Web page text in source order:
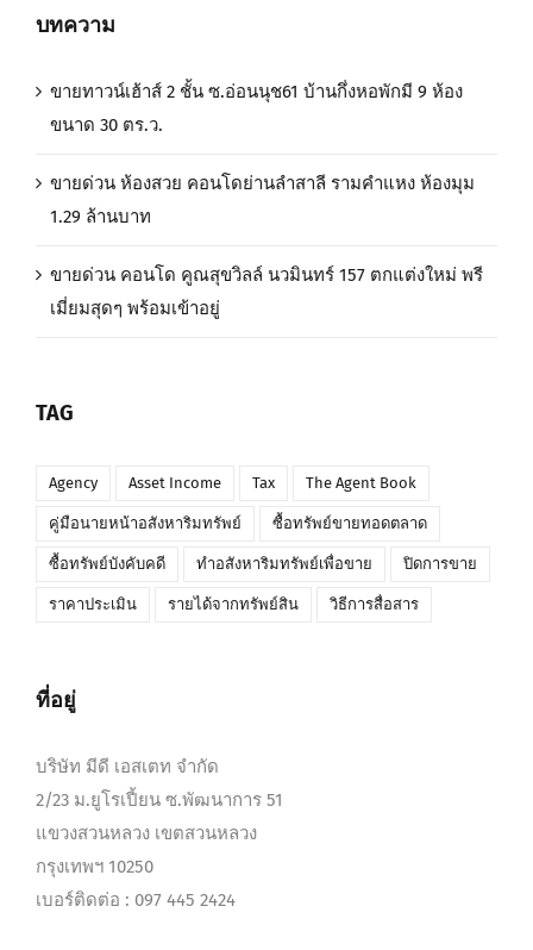
บทความ
ขายทาวน์เฮ้าส์ 2 ชั้น ซ.อ่อนนุช61 บ้านกึ่งหอพักมี 9 ห้อง
ขนาด 30 ตร.ว.
ขายด่วน ห้องสวย คอนโดย่านลำสาลี รามคำแหง ห้องมุม
1.29 ล้านบาท
ขายด่วน คอนโด คูณสุขวิลล์ นวมินทร์ 157 ตกแต่งใหม่ พรี
เมี่ยมสุดๆ พร้อมเข้าอยู่
TAG
Agency Asset Income Tax The Agent Book
คู่มือนายหน้าอสังหาริมทรัพย์ ซื้อทรัพย์ขายทอดตลาด
ซื้อทรัพย์บังคับคดี ทำอสังหาริมทรัพย์เพื่อขาย ปิดการขาย
ราคาประเมิน รายได้จากทรัพย์สิน วิธีการสื่อสาร
ที่อยู่
บริษัท มีดี เอสเตท จำกัด
2/23 ม.ยูโรเปี้ยน ซ.พัฒนาการ 51
แขวงสวนหลวง เขตสวนหลวง
กรุงเทพฯ 10250
เบอร์ติดต่อ : 097 445 2424